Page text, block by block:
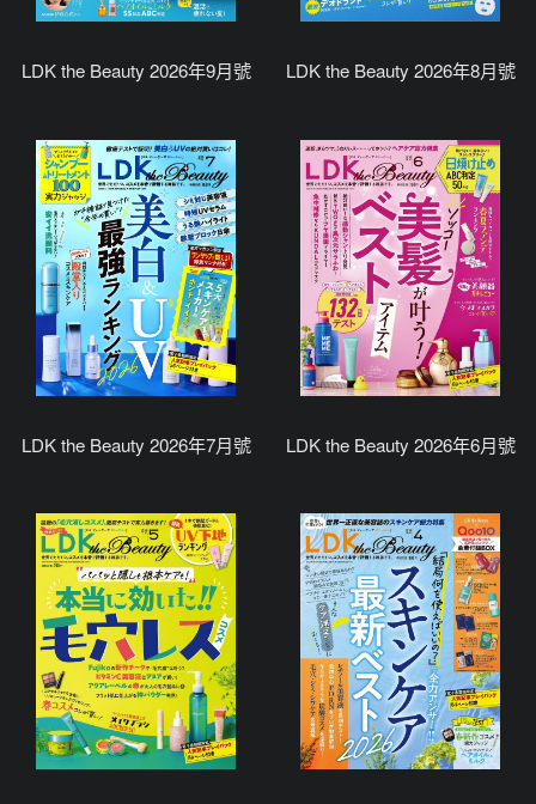
LDK the Beauty 2026年9月號 LDK the Beauty 2026年8月號
LDK the Beauty 2026年7月號 LDK the Beauty 2026年6月號